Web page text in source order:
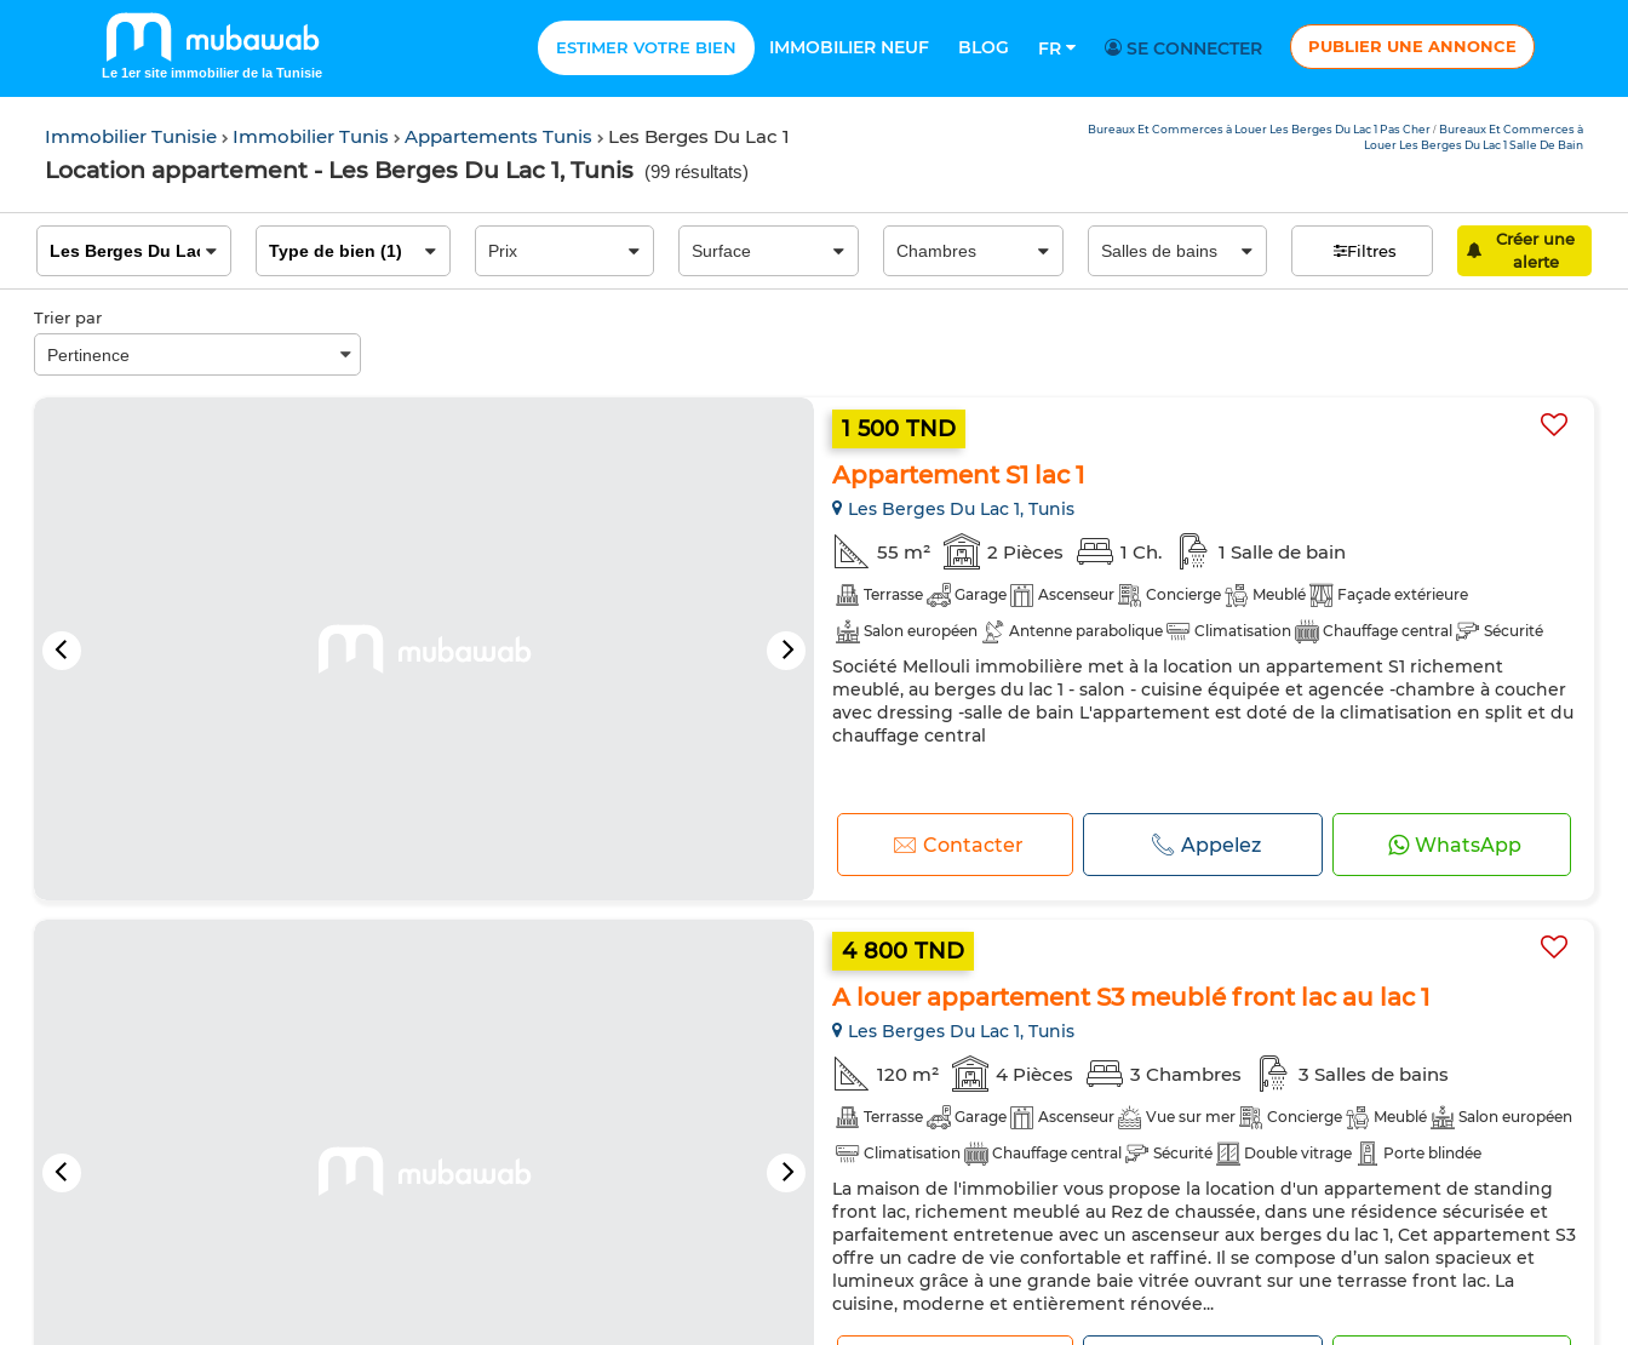
Le 1er site immobilier de la Tunisie
ESTIMER VOTRE BIEN IMMOBILIER NEUF BLOG FR SE CONNECTER PUBLIER UNE ANNONCE
Immobilier Tunisie Immobilier Tunis Appartements Tunis Les Berges Du Lac 1
Location appartement - Les Berges Du Lac 1, Tunis (99 résultats)
Bureaux Et Commerces à Louer Les Berges Du Lac 1 Pas Cher / Bureaux Et Commerces à
Louer Les Berges Du Lac 1 Salle De Bain
Filtres
Créer une
alerte
Trier par
1 500 TND
Appartement S1 lac 1
Les Berges Du Lac 1, Tunis
55 m² 2 Pièces 1 Ch. 1 Salle de bain
Terrasse Garage Ascenseur Concierge Meublé
Façade extérieure
Salon européen
Antenne parabolique Climatisation Chauffage central
Sécurité
Double vitrage
Porte blindée Cuisine équipée Réfrigérateur Four
TV
Machine à laver
Société Mellouli immobilière met à la location un appartement S1 richement
meublé, au berges du lac 1 - salon - cuisine équipée et agencée -chambre à coucher
avec dressing -salle de bain L'appartement est doté de la climatisation en split et du
chauffage central
Contacter Appelez WhatsApp
4 800 TND
A louer appartement S3 meublé front lac au lac 1
Les Berges Du Lac 1, Tunis
120 m² 4 Pièces 3 Chambres 3 Salles de bains
Terrasse Garage Ascenseur Vue sur mer Concierge Meublé
Salon européen
Climatisation
Chauffage central Sécurité Double vitrage
Porte blindée
Cuisine équipée
Réfrigérateur Four TV Micro-ondes Internet
La maison de l'immobilier vous propose la location d'un appartement de standing
front lac, richement meublé au Rez de chaussée, dans une résidence sécurisée et
parfaitement entretenue avec un ascenseur aux berges du lac 1, Cet appartement S3
offre un cadre de vie confortable et raffiné. Il se compose d’un salon spacieux et
lumineux grâce à une grande baie vitrée ouvrant sur une terrasse front lac. La
cuisine, moderne et entièrement rénovée...